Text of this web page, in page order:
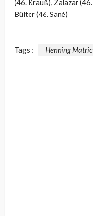
(46. Krauß), Zalazar
Bülter (46. Sané)
Tags : Henning